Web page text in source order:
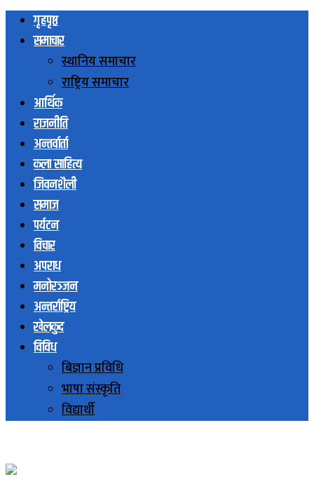
गृहपृष्ठ
समाचार
स्थानिय समाचार
राष्ट्रिय समाचार
आर्थिक
राजनीति
अन्तर्वार्ता
कला साहित्य
जिवनशैली
समाज
पर्यटन
विचार
अपराध
मनोरञ्जन
अन्तर्राष्ट्रिय
खेलकुद
विविध
बिज्ञान प्रविधि
भाषा संस्कृति
विद्यार्थी